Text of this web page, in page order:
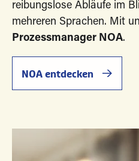
reibungslose Abläufe im
mehreren Sprachen. Mit
Prozessmanager NOA.
NOA entdecken